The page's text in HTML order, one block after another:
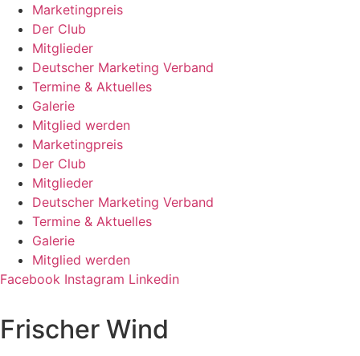
Zum
Inhalt
springen
Marketingpreis
Der Club
Mitglieder
Deutscher Marketing Verband
Termine & Aktuelles
Galerie
Mitglied werden
Marketingpreis
Der Club
Mitglieder
Deutscher Marketing Verband
Termine & Aktuelles
Galerie
Mitglied werden
Facebook Instagram Linkedin
Frischer Wind